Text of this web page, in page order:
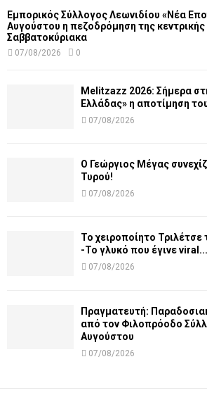
Εμπορικός Σύλλογος Λεωνιδίου «Νέα
Αυγούστου η πεζοδρόμηση της κεντρικής
Σαββατοκύριακα
07/08/2026 0
Melitzazz 2026: Σήμερα
Ελλάδας» η αποτίμηση
07/08/2026
Ο Γεώργιος Μέγας
Τυρού!
07/08/2026
Το χειροποίητο Τριλέτσε
-Το γλυκό που έγινε viral...
07/08/2026
Πραγματευτή:
από τον Φιλοπρόοδο
Αυγούστου
07/08/2026